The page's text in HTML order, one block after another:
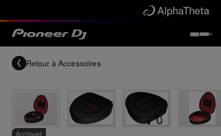
Retour à Accessoires
Archived